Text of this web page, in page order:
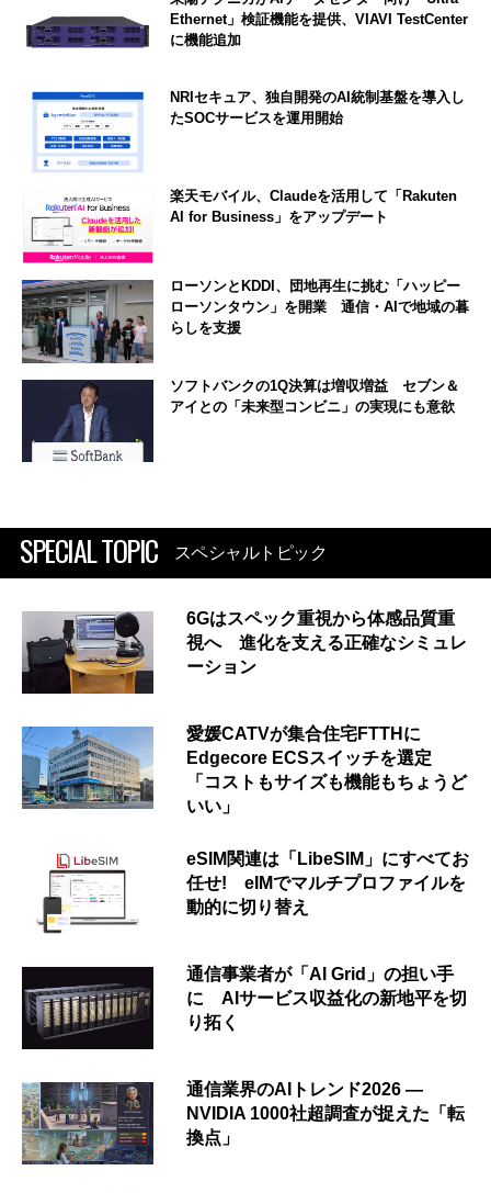
Ethernet」検証機能を提供、VIAVI TestCenter
に機能追加
NRIセキュア、独自開発のAI統制基盤を導入し
たSOCサービスを運用開始
楽天モバイル、Claudeを活用して「Rakuten
AI for Business」をアップデート
ローソンとKDDI、団地再生に挑む「ハッピー
ローソンタウン」を開業 通信・AIで地域の暮
らしを支援
ソフトバンクの1Q決算は増収増益 セブン＆
アイとの「未来型コンビニ」の実現にも意欲
SPECIAL TOPIC スペシャルトピック
6Gはスペック重視から体感品質重
視へ 進化を支える正確なシミュレ
ーション
愛媛CATVが集合住宅FTTHに
Edgecore ECSスイッチを選定
「コストもサイズも機能もちょうど
いい」
eSIM関連は「LibeSIM」にすべてお
任せ! eIMでマルチプロファイルを
動的に切り替え
通信事業者が「AI Grid」の担い手
に AIサービス収益化の新地平を切
り拓く
通信業界のAIトレンド2026 ―
NVIDIA 1000社超調査が捉えた「転
換点」